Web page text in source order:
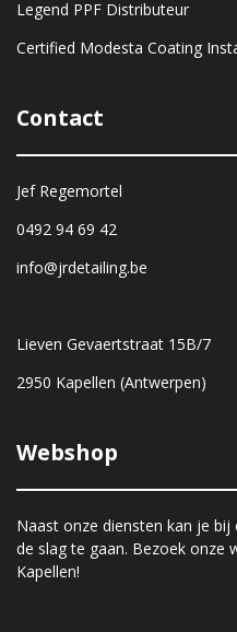
Legend PPF Distributeur
Certified Modesta Coating
Contact
Jef Regemortel
0492 94 69 42
info@jrdetailing.be
Lieven Gevaertstraat 15B/7
2950 Kapellen (Antwerpen)
Webshop
Naast onze diensten kan je
de slag te gaan. Bezoek onze
Kapellen!